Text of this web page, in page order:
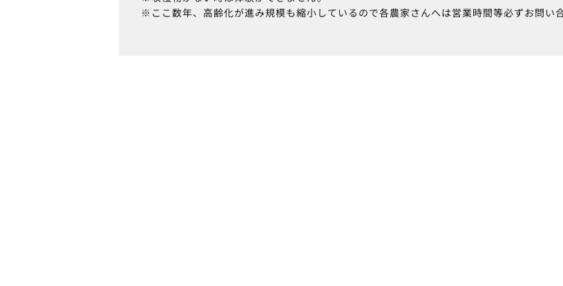
※ここ数年、高齢化が進み規模も縮小しているので各農家さんへは営業時間等必ずお問い